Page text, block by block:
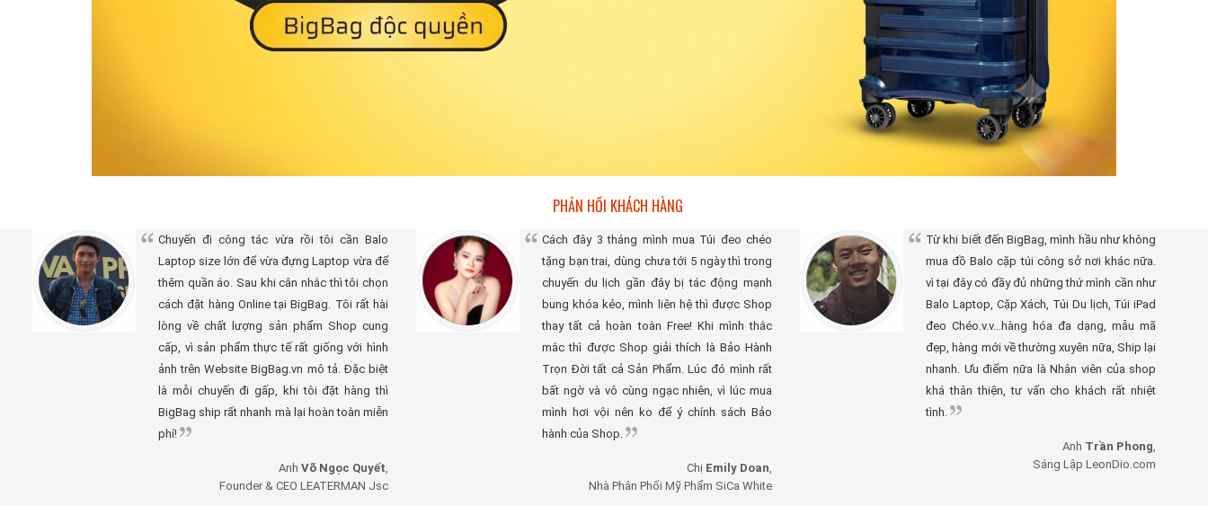
PHẢN HỒI KHÁCH HÀNG
Chuyến đi công tác vừa rồi tôi cần Balo
Laptop size lớn để vừa đựng Laptop vừa để
thêm quần áo. Sau khi cân nhắc thì tôi chọn
cách đặt hàng Online tại BigBag. Tôi rất hài
lòng về chất lượng sản phẩm Shop cung
cấp, vì sản phẩm thực tế rất giống với hình
ảnh trên Website BigBag.vn mô tả. Đặc biệt
là mỗi chuyến đi gấp, khi tôi đặt hàng thì
BigBag ship rất nhanh mà lại hoàn toàn miễn
phí!
AnhVõ Ngọc Quyết,
Founder & CEO LEATERMAN Jsc
Cách đây 3 tháng mình mua Túi đeo chéo
tặng bạn trai, dùng chưa tới 5 ngày thì trong
chuyến du lịch gần đây bị tác động mạnh
bung khóa kéo, mình liên hệ thì được Shop
thay tất cả hoàn toàn Free! Khi mình thắc
mắc thì được Shop giải thích là Bảo Hành
Trọn Đời tất cả Sản Phẩm. Lúc đó mình rất
bất ngờ và vô cùng ngạc nhiên, vì lúc mua
mình hơi vội nên ko để ý chính sách Bảo
hành của Shop.
Chị Emily Doan,
Nhà Phân Phối Mỹ Phẩm SiCa White
Từ khi biết đến BigBag, mình hầu như không
mua đồ Balo cặp túi công sở nơi khác nữa.
vì tại đây có đầy đủ những thứ mình cần như
Balo Laptop, Cặp Xách, Túi Du lịch, Túi iPad
đeo Chéo.v.v...hàng hóa đa dạng, mẫu mã
đẹp, hàng mới về thường xuyên nữa, Ship lại
nhanh. Ưu điểm nữa là Nhân viên của shop
khá thân thiện, tư vấn cho khách rất nhiệt
tình.
Anh Trần Phong,
Sáng Lập LeonDio.com